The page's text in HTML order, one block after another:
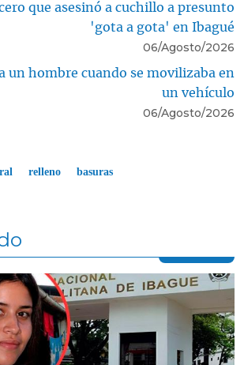
que asesinó a cuchillo a presunto
'gota a gota' en Ibagué
06/Agosto/2026
un hombre cuando se movilizaba en
un vehículo
06/Agosto/2026
relleno basuras
principal